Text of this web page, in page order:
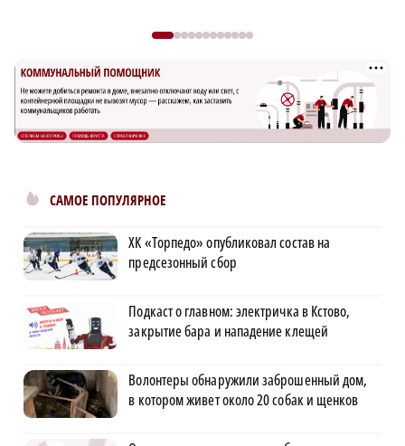
САМОЕ ПОПУЛЯРНОЕ
ХК «Торпедо» опубликовал состав на
предсезонный сбор
Подкаст о главном: электричка в Кстово,
закрытие бара и нападение клещей
Волонтеры обнаружили заброшенный дом,
в котором живет около 20 собак и щенков